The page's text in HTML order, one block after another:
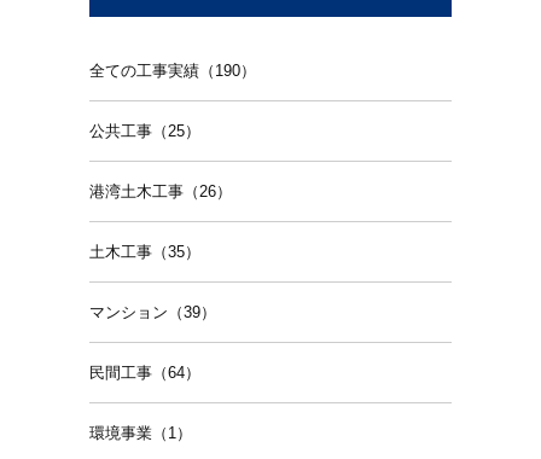
全ての工事実績（190）
公共工事（25）
港湾土木工事（26）
土木工事（35）
マンション（39）
民間工事（64）
環境事業（1）